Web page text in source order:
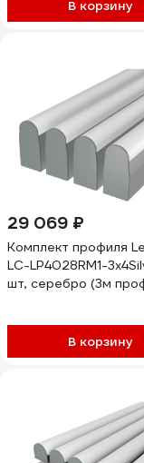
заглушки+комплект
В корзину
29 069 ₽
Комплект профиля
LC-LP4028RM1-
шт, серебро (3м
шурупов) 1616340451
В корзину